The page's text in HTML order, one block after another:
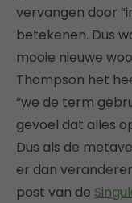
vervangen door
betekenen. Dus
mooie nieuwe
Thompson het
“we de term
gevoel dat alles
Dus als de
er dan
post van de